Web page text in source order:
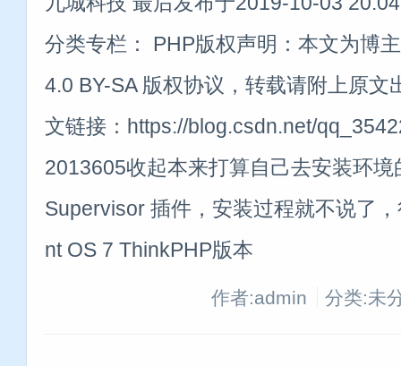
分类专栏： PHP版权声明：本文为博
4.0 BY-SA 版权协议，转载请附上原文
文链接：https://blog.csdn.net/
2013605收起本来打算自己去安装环
Supervisor 插件，安装过程就不说了
nt OS 7 ThinkPHP版本
作者:admin 分类:未